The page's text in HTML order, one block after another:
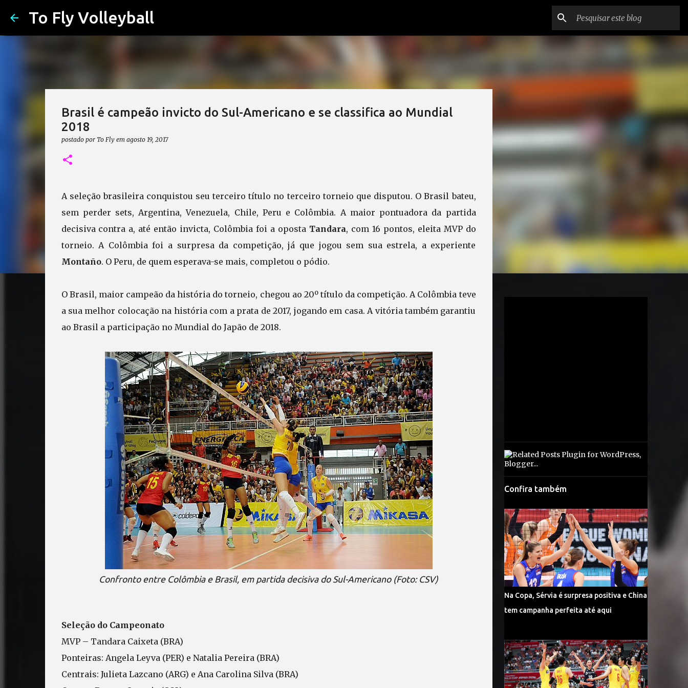
To Fly Volleyball
Brasil é campeão invicto do Sul-Americano e se classifica ao Mundial
2018
postado por To Fly em agosto 19, 2017
A seleção brasileira conquistou seu terceiro título no terceiro torneio que disputou. O Brasil bateu,
sem perder sets, Argentina, Venezuela, Chile, Peru e Colômbia. A maior pontuadora da partida
decisiva contra a, até então invicta, Colômbia foi a oposta Tandara, com 16 pontos, eleita MVP do
torneio. A Colômbia foi a surpresa da competição, já que jogou sem sua estrela, a experiente
Montaño. O Peru, de quem esperava-se mais, completou o pódio.
O Brasil, maior campeão da história do torneio, chegou ao 20º título da competição. A Colômbia teve
a sua melhor colocação na história com a prata de 2017, jogando em casa. A vitória também garantiu
ao Brasil a participação no Mundial do Japão de 2018.
Confronto entre Colômbia e Brasil, em partida decisiva do Sul-Americano (Foto: CSV)
Seleção do Campeonato
MVP – Tandara Caixeta (BRA)
Ponteiras: Angela Leyva (PER) e Natalia Pereira (BRA)
Centrais: Julieta Lazcano (ARG) e Ana Carolina Silva (BRA)
Confira também
Na Copa, Sérvia é surpresa positiva e China
tem campanha perfeita até aqui